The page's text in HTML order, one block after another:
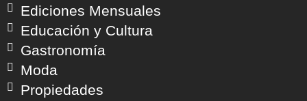
Ediciones Mensuales
Educación y Cultura
Gastronomía
Moda
Propiedades